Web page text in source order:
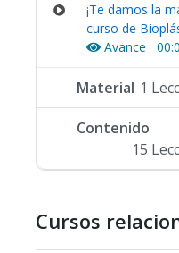
¡Te damos la
curso de
Avance
Material 1
Contenido
15
Cursos